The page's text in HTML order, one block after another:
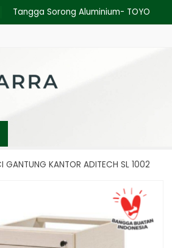
Tangga Sorong Aluminium- TOYO
GARMIN - 64S GPS MAP TAM
ATAP PLASTIK LASERCOOL 1.8 M
GANTUNG KANTOR ADITECH SL 1002